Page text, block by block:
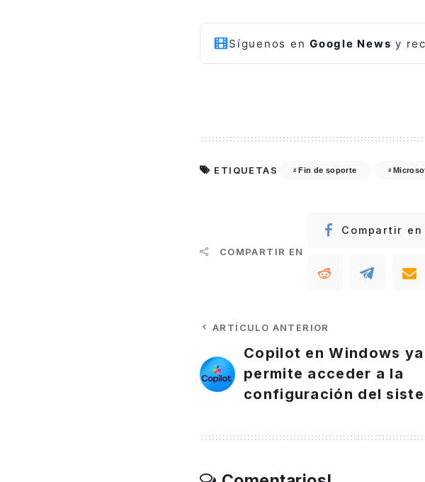
Síguenos en Google News y
ETIQUETAS Fin de soporte
COMPARTIR EN
Compartir en
ARTÍCULO ANTERIOR
Copilot en Windows ya
permite acceder a la
configuración del